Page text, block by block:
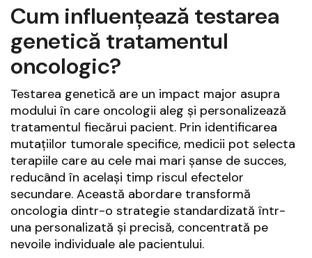
Cum influențează testarea
genetică tratamentul
oncologic?
Testarea genetică are un impact major asupra
modului în care oncologii aleg și personalizează
tratamentul fiecărui pacient. Prin identificarea
mutațiilor tumorale specifice, medicii pot selecta
terapiile care au cele mai mari șanse de succes,
reducând în același timp riscul efectelor
secundare. Această abordare transformă
oncologia dintr-o strategie standardizată într-
una personalizată și precisă, concentrată pe
nevoile individuale ale pacientului.